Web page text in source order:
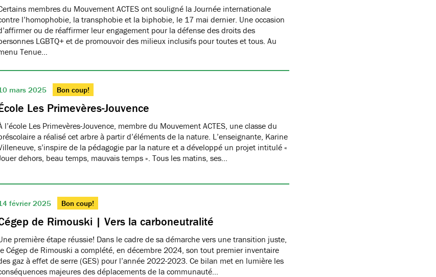
membres du Mouvement ACTES ont souligné la Journée internationale
l’homophobie, la transphobie et la biphobie, le 17 mai dernier. Une occasion
ou de réaffirmer leur engagement pour la défense des droits des
LGBTQ+ et de promouvoir des milieux inclusifs pour toutes et tous. Au
Tenue…
mars 2025 Bon coup!
Les Primevères-Jouvence
l’école Les Primevères-Jouvence, membre du Mouvement ACTES, une classe du
a réalisé cet arbre à partir d’éléments de la nature. L’enseignante, Karine
s’inspire de la pédagogie par la nature et a développé un projet intitulé «
dehors, beau temps, mauvais temps ». Tous les matins, ses…
février 2025 Bon coup!
de Rimouski | Vers la carboneutralité
première étape réussie! Dans le cadre de sa démarche vers une transition juste,
Cégep de Rimouski a complété, en décembre 2024, son tout premier inventaire
gaz à effet de serre (GES) pour l’année 2022-2023. Ce bilan met en lumière les
majeures des déplacements de la communauté…